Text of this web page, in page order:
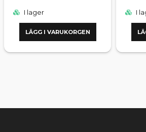
I lager
LÄGG I VARUKORGEN
I